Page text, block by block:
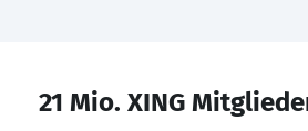
21 Mio. XING